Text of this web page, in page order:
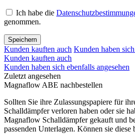
Ich habe die
genommen.
Speichern
Kunden kauften auch Kunden haben
Kunden kauften auch
Kunden haben sich ebenfalls angesehen
Zuletzt angesehen
Magnaflow ABE nachbestellen
Sollten Sie ihre Zulassungspapiere für
Schalldämpfer verloren haben oder sie
Magnaflow Schalldämpfer gekauft und
passenden Unterlagen. Können sie diese